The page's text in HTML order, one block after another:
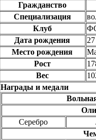
Гражданство
Специализация
Клуб
Дата рождения
Место рождения
Рост
Вес
Награды и медали
Серебро